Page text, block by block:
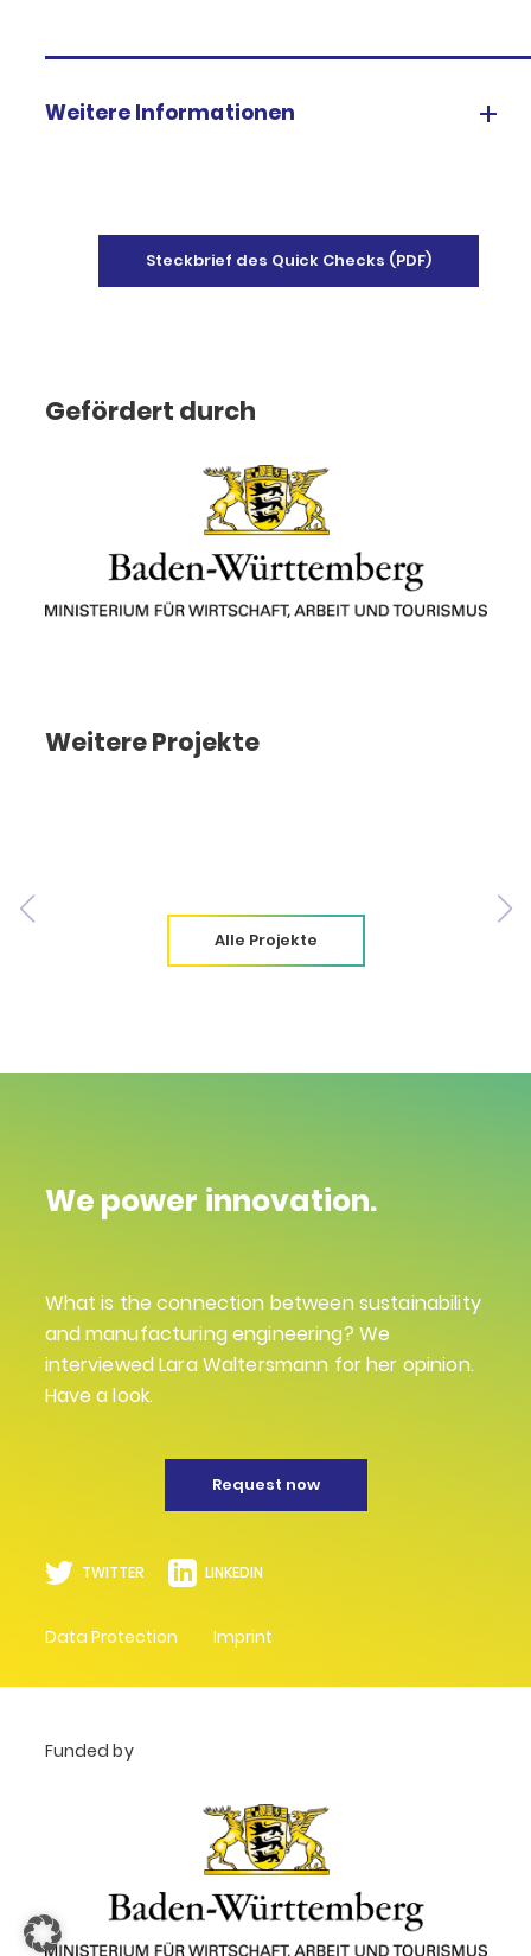
Weitere Informationen
Steckbrief des Quick Checks (PDF)
Gefördert durch
Weitere Projekte
Alle Projekte
We power innovation.
What is the connection between sustainability
and manufacturing engineering? We
interviewed Lara Waltersmann for her opinion.
Have a look.
Request now
TWITTER LINKEDIN
Data Protection Imprint
Funded by